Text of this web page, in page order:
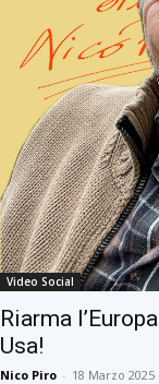
Video Social
Riarma
Usa!
Nico Piro - 18 Marzo 2025